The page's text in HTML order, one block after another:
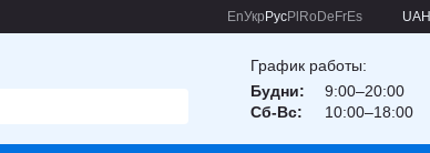
EnУкр РусPl Ro De FrEs UAH
График работы:
Будни:
9:00–20:00
Сб-Вс:
10:00–18:00